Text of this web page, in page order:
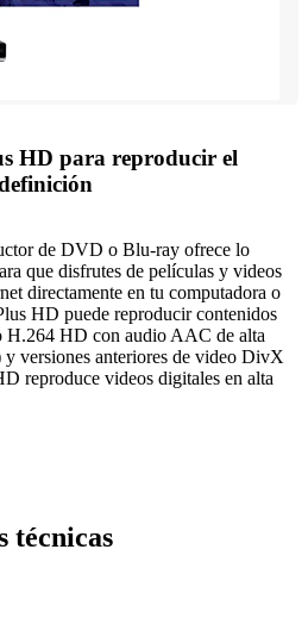
HD para reproducir el
de DVD o Blu-ray ofrece lo
que disfrutes de películas y videos
directamente en tu computadora o
HD puede reproducir contenidos
HD con audio AAC de alta
versiones anteriores de video DivX
reproduce videos digitales en alta
técnicas